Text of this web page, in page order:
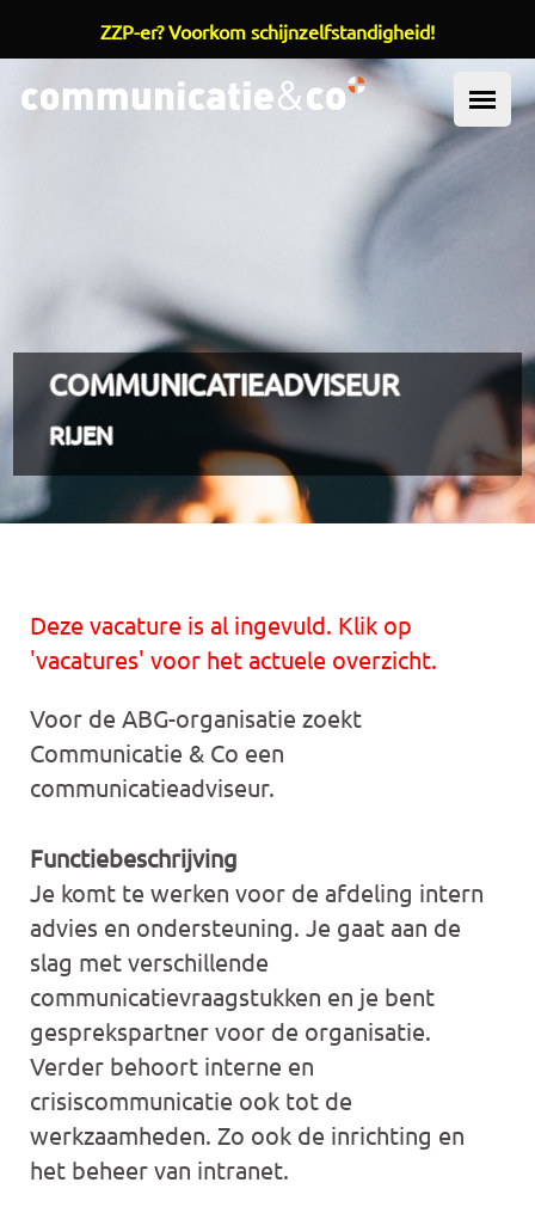
Overslaan en naar de inhoud gaan
COMMUNICATIEADVISEUR
RIJEN
Deze vacature is al ingevuld. Klik op
'vacatures' voor het actuele overzicht.
Voor de ABG-organisatie zoekt
Communicatie & Co een
communicatieadviseur.
Functiebeschrijving
Je komt te werken voor de afdeling intern
advies en ondersteuning. Je gaat aan de
slag met verschillende
communicatievraagstukken en je bent
gesprekspartner voor de organisatie.
Verder behoort interne en
crisiscommunicatie ook tot de
werkzaamheden. Zo ook de inrichting en
het beheer van intranet.
ZZP-er? Voorkom schijnzelfstandigheid!